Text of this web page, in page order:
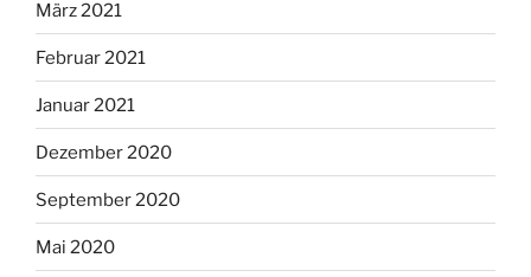
März 2021
Februar 2021
Januar 2021
Dezember 2020
September 2020
Mai 2020